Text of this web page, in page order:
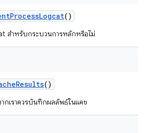
ProcessLogcat()
สำหรับกระบวนการหลักหรือไม่
Results()
กเราควรบันทึกผลลัพธ์ในแคช